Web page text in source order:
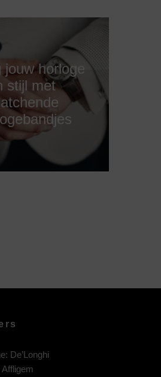
jouw horloge
stijl met
De’Longhi
Affligem